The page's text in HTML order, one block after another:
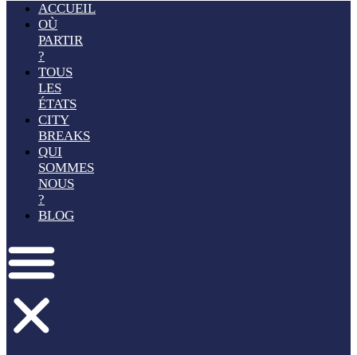
ACCUEIL
OÙ
PARTIR
?
TOUS
LES
ÉTATS
CITY
BREAKS
QUI
SOMMES
NOUS
?
BLOG